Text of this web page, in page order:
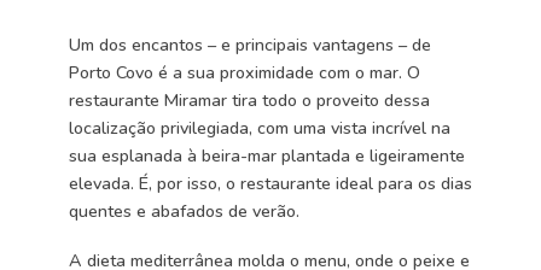
Um dos encantos – e principais vantagens – de
Porto Covo é a sua proximidade com o mar. O
restaurante Miramar tira todo o proveito dessa
localização privilegiada, com uma vista incrível na
sua esplanada à beira-mar plantada e ligeiramente
elevada. É, por isso, o restaurante ideal para os dias
quentes e abafados de verão.
A dieta mediterrânea molda o menu, onde o peixe e